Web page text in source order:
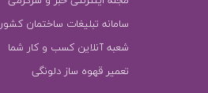
سامانه تبلیغات ساختمان کشور
شعبه آنلاین کسب و کار شما
تعمیر قهوه ساز دلونگی